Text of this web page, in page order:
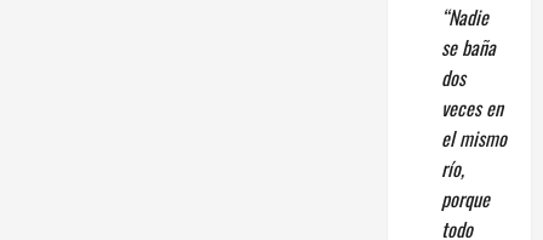
“Nadie
se baña
dos
veces en
el mismo
río,
porque
todo